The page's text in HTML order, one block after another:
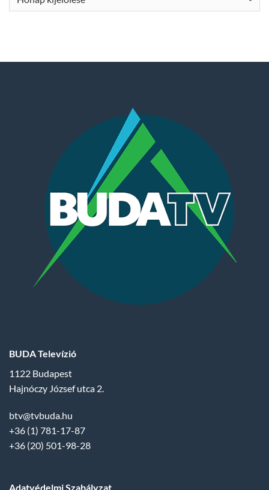
BUDA Televízió
1122 Budapest
Hajnóczy József utca 2.
btv@tvbuda.hu
+36 (1) 781-17-87
+36 (20) 501-98-28
Adatvédelmi Szabályzat